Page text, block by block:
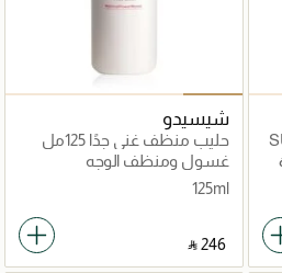
شيسيدو
حليب منظف غني جدًا 125مل
غسول ومنظف الوجه
125ml
‎ ⃁ ⁦246⁩ ‎